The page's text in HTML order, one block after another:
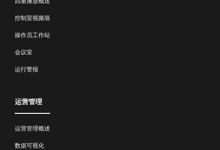
控制室视频墙
操作员工作站
会议室
运行警报
运营管理
运营管理概述
数据可视化